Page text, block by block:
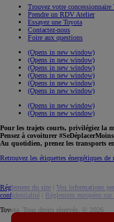
Trouvez votre concessionnaire
Prendre un RDV Atelier
Essayez une Toyota
Contactez-nous
Foire aux questions
(Opens in new window)
(Opens in new window)
(Opens in new window)
(Opens in new window)
(Opens in new window)
(Opens in new window)
(Opens in new window)
(Opens in new window)
Pour les trajets courts, privilégiez la
Pensez à covoiturer
Au quotidien, prenez les transports
Retrouvez les étiquettes énergétiques de
Réglement du site Vos informations
confidentialité
Règlement européen sur
Toyota. Tous droits réservés. © 2026